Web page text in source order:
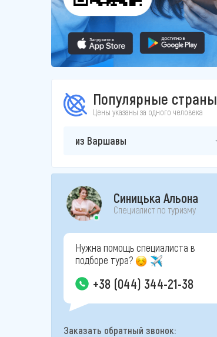
Популярные страны
Цены указаны за одного человека
из Варшавы
Синицька Альона
Специалист по туризму
Нужна помощь специалиста в
подборе тура?
+38 (044) 344-21-38
Заказать обратный звонок: